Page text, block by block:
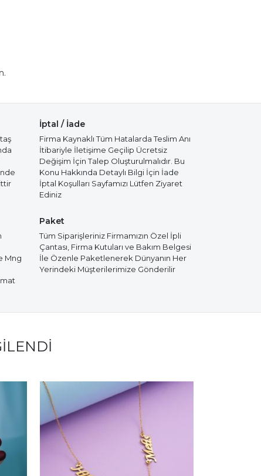
İptal / İade
Firma Kaynaklı Tüm Hatalarda Teslim Anı
İtibariyle İletişime Geçilip Ücretsiz
Değişim İçin Talep Oluşturulmalıdır. Bu
Konu Hakkında Detaylı Bilgi İçin İade
İptal Koşulları Sayfamızı Lütfen Ziyaret
Ediniz
Mng
Paket
Tüm Siparişleriniz Firmamızın Özel İpli
Çantası, Firma Kutuları ve Bakım Belgesi
İle Özenle Paketlenerek Dünyanın Her
Yerindeki Müşterilerimize Gönderilir